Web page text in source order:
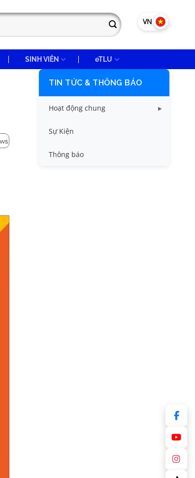
VN EN
SINH VIÊN eTLU
TIN TỨC & THÔNG BÁO
Hoạt động chung
Tin công tác sinh viên
Tin đào tạo
Sự Kiện
Thông báo